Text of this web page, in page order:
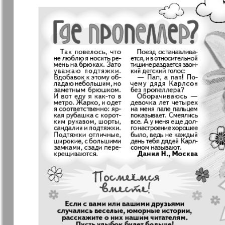
13
19
25
31
МК-Германия
планета мнений
МК-
Новые Земляки
Panorama-mir Партнер
Архив необновляющихся на сайте изданий